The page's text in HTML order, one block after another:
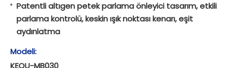
Patentli altıgen petek parlama önleyici tasarım, etkili
parlama kontrolü, keskin ışık noktası kenarı, eşit
aydınlatma
Modeli:
KEOU-MB030